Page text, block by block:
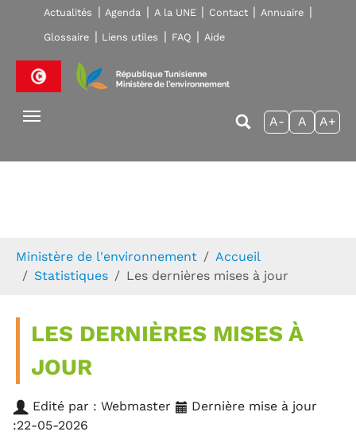
Skip to main navigation
Aller au contenu principal
Skip to page footer
Actualités Agenda A la UNE Contact Annuaire
Glossaire Liens utiles FAQ Aide
A- A A+
Ministère de l'environnement
Accueil
Statistiques
Les dernières mises à jour
LES DERNIÈRES MISES À
JOUR
Edité par : Webmaster
Dernière mise à jour
:22-05-2026